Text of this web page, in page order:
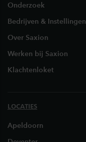
Onderzoek
Bedrijven & Instellingen
Over Saxion
Werken bij Saxion
Klachtenloket
LOCATIES
Apeldoorn